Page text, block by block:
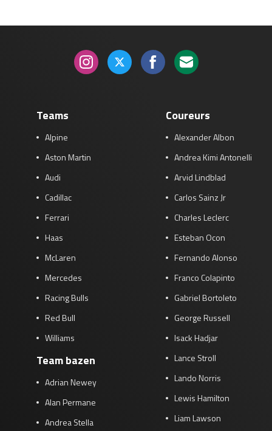
Teams
Alpine
Aston Martin
Audi
Cadillac
Ferrari
Haas
McLaren
Mercedes
Racing Bulls
Red Bull
Williams
Team bazen
Adrian Newey
Alan Permane
Andrea Stella
Coureurs
Alexander Albon
Andrea Kimi Antonelli
Arvid Lindblad
Carlos Sainz Jr
Charles Leclerc
Esteban Ocon
Fernando Alonso
Franco Colapinto
Gabriel Bortoleto
George Russell
Isack Hadjar
Lance Stroll
Lando Norris
Lewis Hamilton
Liam Lawson